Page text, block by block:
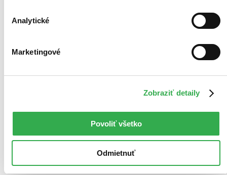
Analytické
Marketingové
Zobraziť detaily
Povoliť všetko
Odmietnuť
Od vytvorenia úspešnej stratégie po finančnú
Táto kniha je praktická príručka s jasným návodom, ako si vytvoríš,
otestuješ a následne budeš úspešne obchodovať tvoju vlastnú
stratégiu a kam potom správne investovať. Krátky výstrih, čo sa z
tejto knihy naučíš...